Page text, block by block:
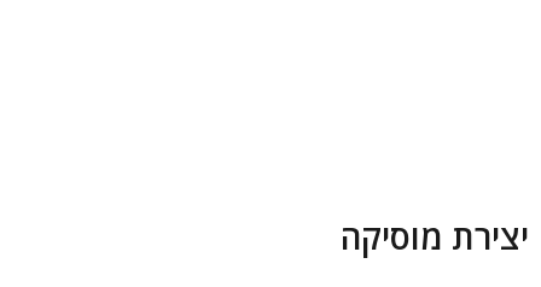
יצירת מוסיקה